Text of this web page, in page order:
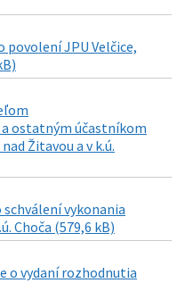
povolení JPU Velčice,
ostatným účastníkom
Žitavou a v k.ú.
vykonania
Choča (579,6 kB)
o vydaní rozhodnutia